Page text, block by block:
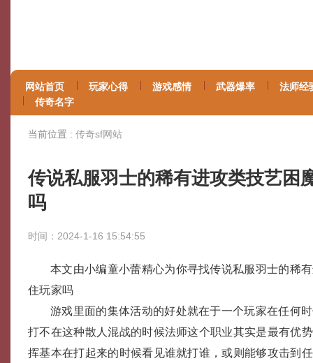
网站首页 玩家心得 游戏感情 武器爆率
法师经
传奇名字
当前位置 : 传奇sf网站
传说私服羽士的稀有进攻类技艺困
吗
时间：2024-1-16 15:54:55
本文由小编童小蕾精心为你寻找传说私服羽士的稀
住玩家吗
游戏里面的集体活动的好处就在于一个玩家在任何
打不在这种散人混战的时候法师这个职业其实是最有优
挥基本在打起来的时候看见谁就打谁，或则能够攻击到